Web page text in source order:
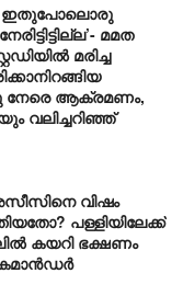
ഇതുപോലൊരു
മമത
മരിച്ച
നേരെ ആക്രമണം,
വലിച്ചറിഞ്ഞ്
വിഷം
പള്ളിയിലേക്ക്
കയറി ഭക്ഷണം
കമാൻഡർ